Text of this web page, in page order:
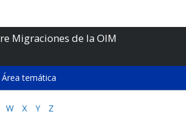
Migraciones de la OIM
temática
W X Y Z